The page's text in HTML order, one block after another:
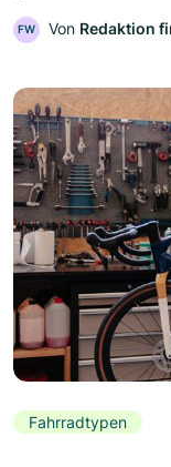
FW Von Redaktion
Fahrradtypen